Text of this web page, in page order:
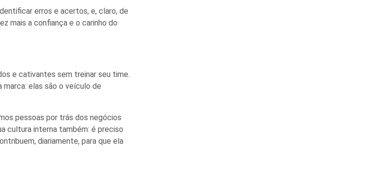
erros e acertos, e, claro, de
mais a confiança e o carinho do
e cativantes sem treinar seu time.
marca: elas são o veículo de
pessoas por trás dos negócios
cultura interna também: é preciso
diariamente, para que ela